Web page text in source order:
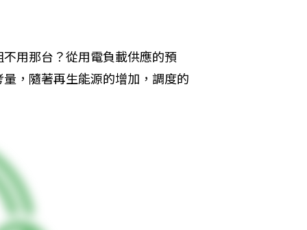
用那台？從用電負載供應的預
，隨著再生能源的增加，調度的